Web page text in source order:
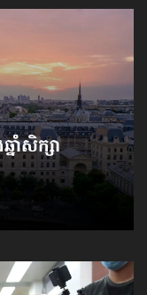
នាំសិក្សា